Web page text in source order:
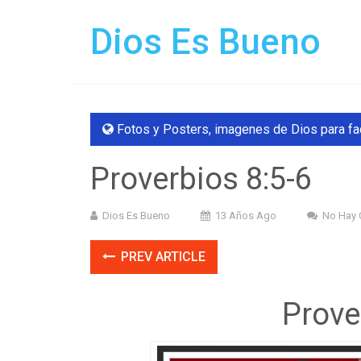
Dios Es Bueno
Fotos y Posters, imagenes de Dios para
Proverbios 8:5-6
Dios Es Bueno 13 Años Ago No Hay
PREV ARTICLE